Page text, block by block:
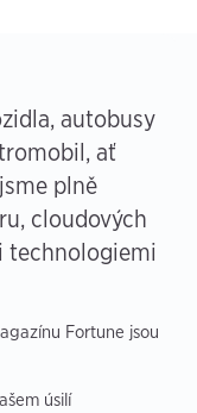
autobusy
ať
plně
cloudových
technologiemi
Fortune jsou
úsilí